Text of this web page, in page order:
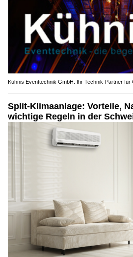
Kühnis Eventtechnik GmbH: Ihr Technik-Partner für
Split-Klimaanlage: Vorteile,
wichtige Regeln in der